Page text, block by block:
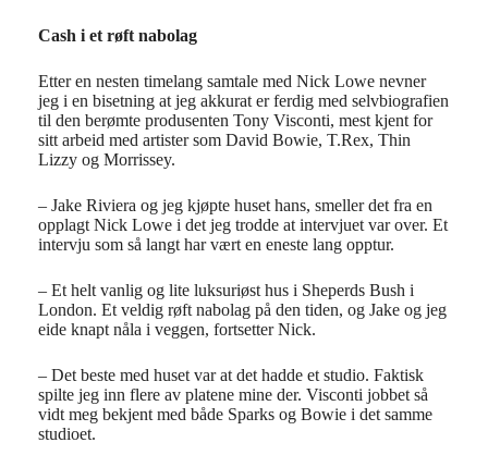
Cash i et røft nabolag
Etter en nesten timelang samtale med Nick Lowe nevner
jeg i en bisetning at jeg akkurat er ferdig med selvbiografien
til den berømte produsenten Tony Visconti, mest kjent for
sitt arbeid med artister som David Bowie, T.Rex, Thin
Lizzy og Morrissey.
– Jake Riviera og jeg kjøpte huset hans, smeller det fra en
opplagt Nick Lowe i det jeg trodde at intervjuet var over. Et
intervju som så langt har vært en eneste lang opptur.
– Et helt vanlig og lite luksuriøst hus i Sheperds Bush i
London. Et veldig røft nabolag på den tiden, og Jake og jeg
eide knapt nåla i veggen, fortsetter Nick.
– Det beste med huset var at det hadde et studio. Faktisk
spilte jeg inn flere av platene mine der. Visconti jobbet så
vidt meg bekjent med både Sparks og Bowie i det samme
studioet.